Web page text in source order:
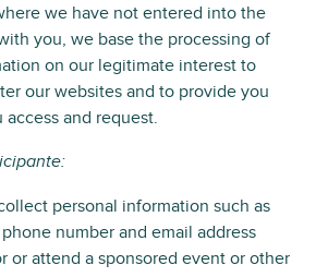
we have not entered into the
you, we base the processing of
on our legitimate interest to
our websites and to provide you
and request.
personal information such as
number and email address
or attend a sponsored event or other